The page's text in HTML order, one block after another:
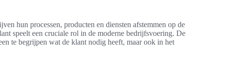
hun processen, producten en diensten afstemmen op de
speelt een cruciale rol in de moderne bedrijfsvoering. De
te begrijpen wat de klant nodig heeft, maar ook in het